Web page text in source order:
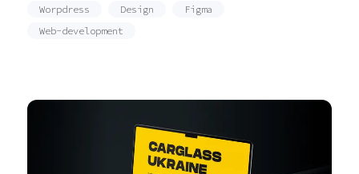
Worpdress Design
Figma
Web-development